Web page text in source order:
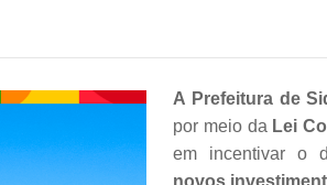
A Prefeitura de
por meio da Lei
em incentivar o
novos